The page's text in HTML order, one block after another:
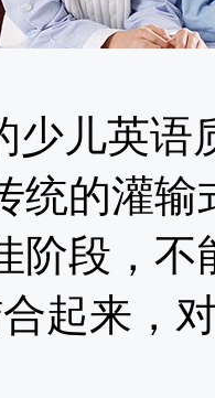
少儿英语
统的灌
阶段，
起来，